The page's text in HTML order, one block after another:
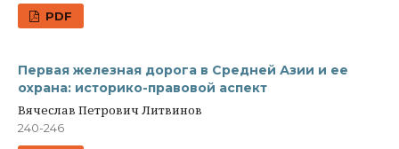
PDF
Первая железная дорога в Средней Азии и ее
охрана: историко-правовой аспект
Вячеслав Петрович Литвинов
240-246